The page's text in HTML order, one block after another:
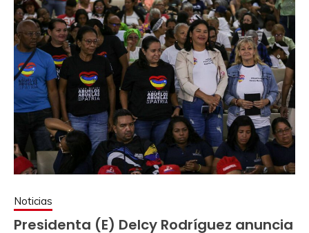
Noticias
Presidenta (E) Delcy Rodríguez anuncia